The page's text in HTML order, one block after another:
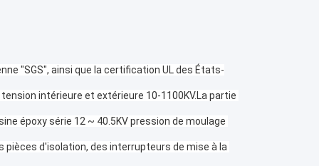
"SGS", ainsi que la certification UL des États-
intérieure et extérieure 10-1100KV.La partie
époxy série 12 ~ 40.5KV pression de moulage
pièces d'isolation, des interrupteurs de mise à la